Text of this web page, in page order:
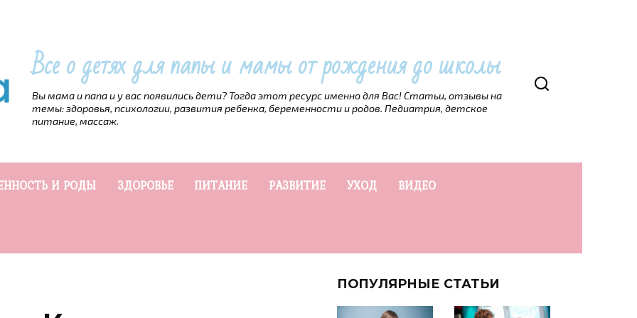
Все о детях для папы и мамы от рождения до школы
Вы мама и папа и у вас появились дети? Тогда этот ресурс именно для Вас! Статьи, отзывы на
темы: здоровья, психологии, развития ребенка, беременности и родов. Педиатрия, детское
питание, массаж.
И РОДЫ ЗДОРОВЬЕ ПИТАНИЕ РАЗВИТИЕ УХОД ВИДЕО
ПОПУЛЯРНЫЕ СТАТЬИ